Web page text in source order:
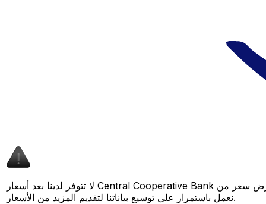
لا تتوفر لدينا بعد أسعار Central Cooperative Bank لهذا الزوج من العملات، لكن لا يزال بإمكانك مقارنة عرض سعر من Central Cooperative Bank بسعر Xe المباشر لمعرفة التوفير المحتمل. عد لاحقًا، فنحن
نعمل باستمرار على توسيع بياناتنا لتقديم المزيد من الأسعار.